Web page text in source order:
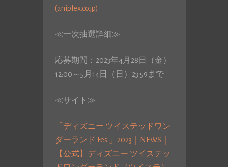
(aniplex.co.jp)
≪一次抽選詳細≫
応募期間：2023年4月28日（金）
12:00～5月14日（日）23:59まで
≪サイト≫
「ディズニー ツイステッドワン
ダーランド Fes.」2023｜NEWS｜
【公式】ディズニー ツイステッ